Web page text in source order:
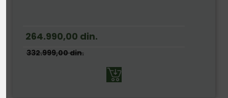
264.990,00 din.
332.999,00din.